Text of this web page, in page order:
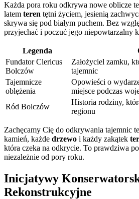
Każda pora roku odkrywa nowe oblicze
latem teren tętni życiem, jesienią
skrywa się pod białym puchem. Bez
przyjechać i poczuć jego niepowtarzalny
Legenda
Fundator Clericus
Bolczów
Założyciel zamku,
tajemnic
Tajemnicze
oblężenia
Opowieści o
miejsce podczas
Ród Bolczów
Historia rodziny,
regionu
Zachęcamy Cię do odkrywania tajemnic
kamień, każde drzewo i każdy zakątek
która czeka na odkrycie. To prawdziwa
niezależnie od pory roku.
Inicjatywy
Rekonstrukcyjne